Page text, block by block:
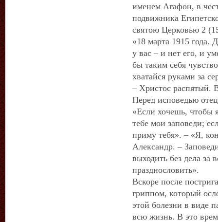
именем Агафон, в
подвижника
святою Церковью 2
«18 марта 1915 года.
у вас – и нет его, и
бы таким себя
хватайся руками за
– Христос распятый.
Перед исповедью
«Если хочешь, чтобы
тебе мои заповеди;
приму тебя». – «Я,
Александр. –
выходить без дела за
празднословить».
Вскоре после
гриппом, который
этой болезни в виде
всю жизнь. В это